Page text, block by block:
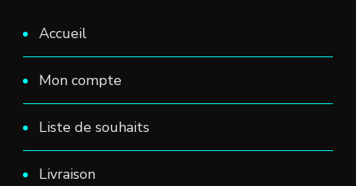
Accueil
Mon compte
Liste de souhaits
Livraison